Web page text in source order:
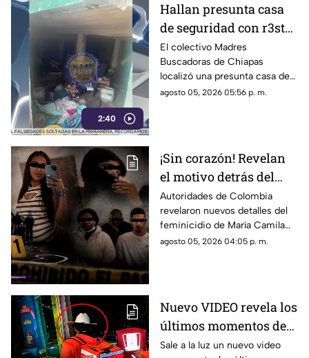
2:40
Hallan presunta casa
de seguridad con r3st0s
humanos en Chiapa de
Corzo
El colectivo Madres
Buscadoras de Chiapas
localizó una presunta casa de
seguridad en Nicolás Bravo,
agosto 05, 2026 05:56 p. m.
¡Sin corazón! Revelan
el motivo detrás del
as3s1nat0 de una
embarazada y como le
sacaron a su bebé: Caso
María Camila
Autoridades de Colombia
revelaron nuevos detalles del
feminicidio de María Camila
Potosí y explicaron el presunto
agosto 05, 2026 04:05 p. m.
Nuevo VIDEO revela los
últimos momentos de
vida de César Gastélum
Sale a la luz un nuevo video